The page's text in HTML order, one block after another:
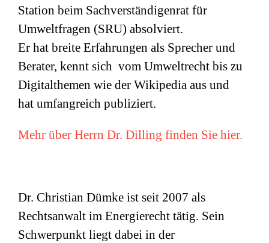
Station beim Sachverständigenrat für
Umweltfragen (SRU) absolviert.
Er hat breite Erfahrungen als Sprecher und
Berater, kennt sich vom Umweltrecht bis zu
Digitalthemen wie der Wikipedia aus und
hat umfangreich publiziert.
Mehr über Herrn Dr. Dilling finden Sie hier.
Dr. Christian Dümke ist seit 2007 als
Rechtsanwalt im Energierecht tätig. Sein
Schwerpunkt liegt dabei in der